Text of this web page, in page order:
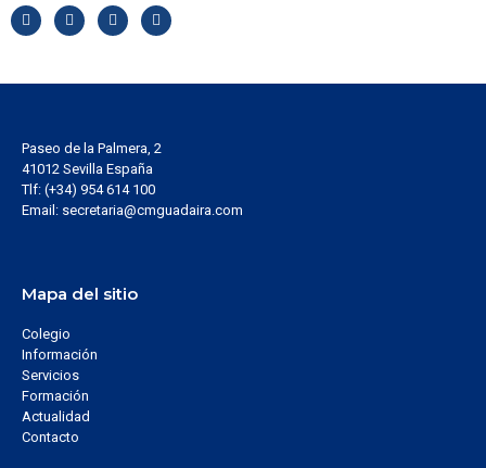
Paseo de la Palmera, 2
41012 Sevilla España
Tlf: (+34) 954 614 100
Email: secretaria@cmguadaira.com
Mapa del sitio
Colegio
Información
Servicios
Formación
Actualidad
Contacto